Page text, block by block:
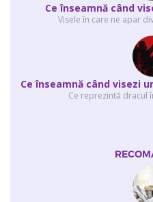
Ce înseamnă când
Visele în care ne apar
Ce reprezintă dracul